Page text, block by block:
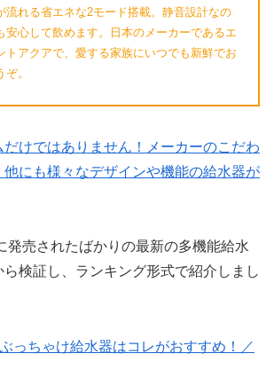
流れる省エネな2モード搭載。静音設計なの
安心して飲めます。日本のメーカーであるエ
トアクアで、愛する家族にいつでも新鮮でお
。
けではありません！メーカーのこだわ
他にも様々なデザインや機能の給水器が
発売されたばかりの最新の多機能給水
検証し、ランキング形式で紹介しまし
っちゃけ給水器はコレがおすすめ！／